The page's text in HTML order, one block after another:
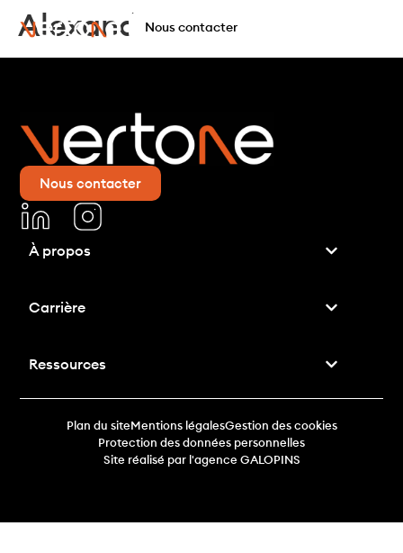
Nous contacter
Alexandre B
Nous contacter
À propos
Carrière
Ressources
Plan du siteMentions légalesGestion des cookies
Protection des données personnelles
Site réalisé par l'agence GALOPINS